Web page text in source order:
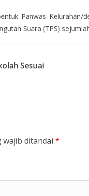
Panwas
Suara (TPS)
Sesuai
wajib ditandai *